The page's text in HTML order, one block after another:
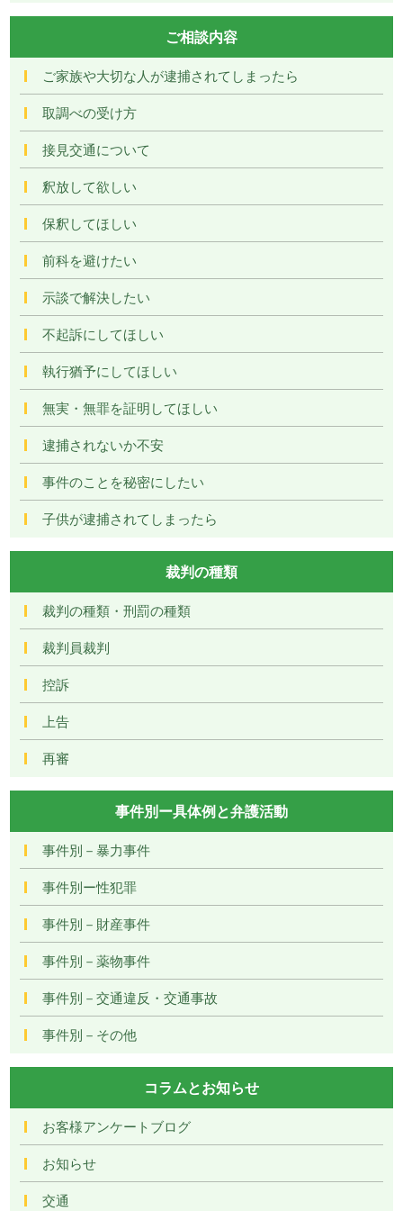
ご相談内容
ご家族や大切な人が逮捕されてしまったら
取調べの受け方
接見交通について
釈放して欲しい
保釈してほしい
前科を避けたい
示談で解決したい
不起訴にしてほしい
執行猶予にしてほしい
無実・無罪を証明してほしい
逮捕されないか不安
事件のことを秘密にしたい
子供が逮捕されてしまったら
裁判の種類
裁判の種類・刑罰の種類
裁判員裁判
控訴
上告
再審
事件別ー具体例と弁護活動
事件別－暴力事件
事件別ー性犯罪
事件別－財産事件
事件別－薬物事件
事件別－交通違反・交通事故
事件別－その他
コラムとお知らせ
お客様アンケートブログ
お知らせ
交通